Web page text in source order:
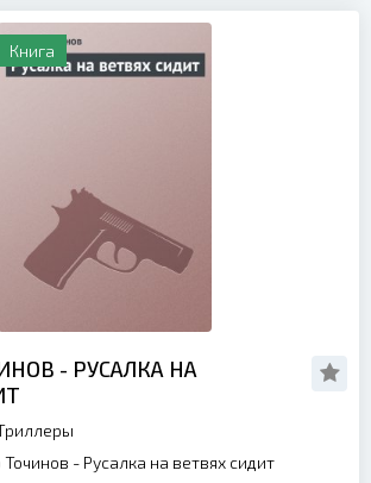
Книга
- РУСАЛКА НА
Точинов - Русалка на ветвях сидит